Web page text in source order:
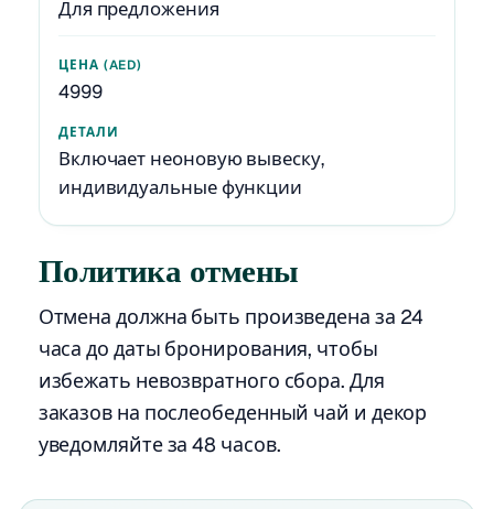
Для предложения
4999
Включает неоновую вывеску,
индивидуальные функции
Политика отмены
Отмена должна быть произведена за 24
часа до даты бронирования, чтобы
избежать невозвратного сбора. Для
заказов на послеобеденный чай и декор
уведомляйте за 48 часов.